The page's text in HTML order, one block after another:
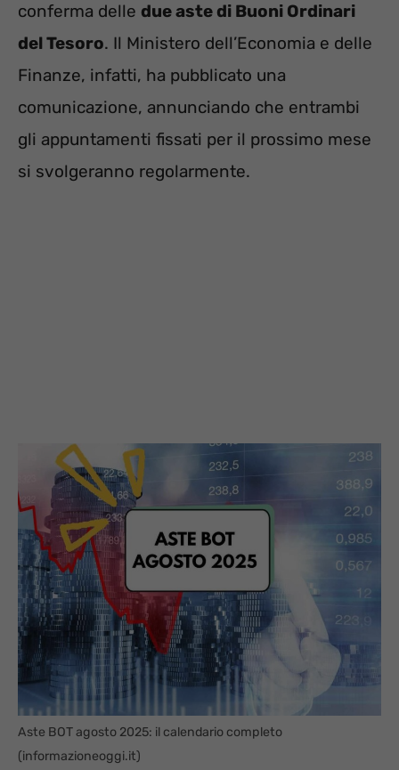
conferma delle due aste di Buoni Ordinari
del Tesoro. Il Ministero dell’Economia e delle
Finanze, infatti, ha pubblicato una
comunicazione, annunciando che entrambi
gli appuntamenti fissati per il prossimo mese
si svolgeranno regolarmente.
Aste BOT agosto 2025: il calendario completo
(informazioneoggi.it)